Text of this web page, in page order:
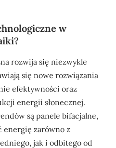
w
rozwija się niezwykle
się nowe rozwiązania
efektywności oraz
energii słonecznej.
są panele bifacjalne,
energię zarówno z
jak i odbitego od